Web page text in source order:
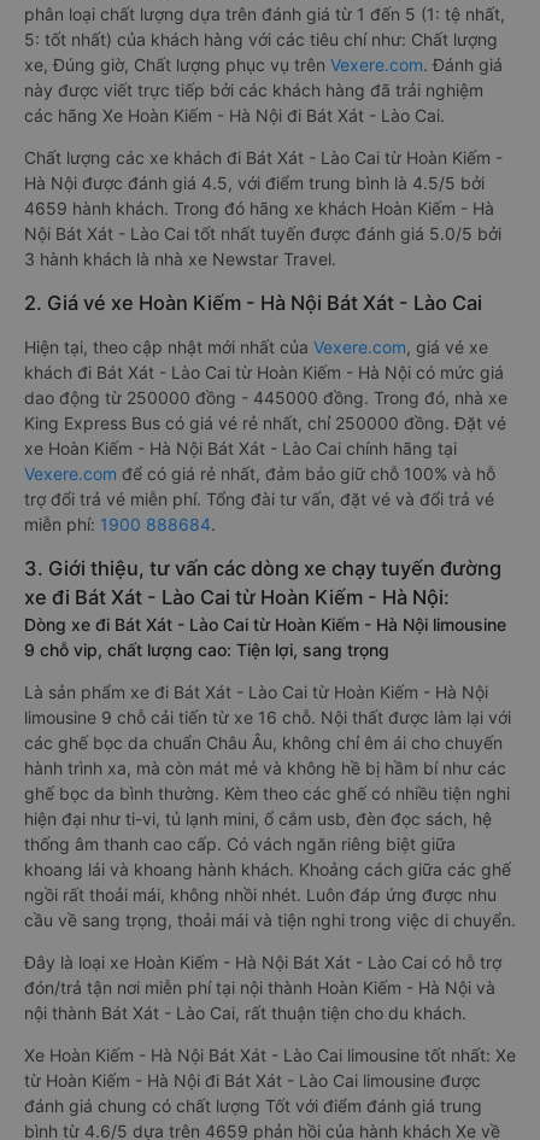
phân loại chất lượng dựa trên đánh giá từ 1 đến 5 (1: tệ nhất,
5: tốt nhất) của khách hàng với các tiêu chí như: Chất lượng
xe, Đúng giờ, Chất lượng phục vụ trên Vexere.com. Đánh giá
này được viết trực tiếp bởi các khách hàng đã trải nghiệm
các hãng Xe Hoàn Kiếm - Hà Nội đi Bát Xát - Lào Cai.
Chất lượng các xe khách đi Bát Xát - Lào Cai từ Hoàn Kiếm -
Hà Nội được đánh giá 4.5, với điểm trung bình là 4.5/5 bởi
4659 hành khách. Trong đó hãng xe khách Hoàn Kiếm - Hà
Nội Bát Xát - Lào Cai tốt nhất tuyến được đánh giá 5.0/5 bởi
3 hành khách là nhà xe Newstar Travel.
2. Giá vé xe Hoàn Kiếm - Hà Nội Bát Xát - Lào Cai
Hiện tại, theo cập nhật mới nhất của Vexere.com, giá vé xe
khách đi Bát Xát - Lào Cai từ Hoàn Kiếm - Hà Nội có mức giá
dao động từ 250000 đồng - 445000 đồng. Trong đó, nhà xe
King Express Bus có giá vé rẻ nhất, chỉ 250000 đồng. Đặt vé
xe Hoàn Kiếm - Hà Nội Bát Xát - Lào Cai chính hãng tại
Vexere.com để có giá rẻ nhất, đảm bảo giữ chỗ 100% và hỗ
trợ đổi trả vé miễn phí. Tổng đài tư vấn, đặt vé và đổi trả vé
miễn phí: 1900 888684.
3. Giới thiệu, tư vấn các dòng xe chạy tuyến đường
xe đi Bát Xát - Lào Cai từ Hoàn Kiếm - Hà Nội:
Dòng xe đi Bát Xát - Lào Cai từ Hoàn Kiếm - Hà Nội limousine
9 chỗ vip, chất lượng cao: Tiện lợi, sang trọng
Là sản phẩm xe đi Bát Xát - Lào Cai từ Hoàn Kiếm - Hà Nội
limousine 9 chỗ cải tiến từ xe 16 chỗ. Nội thất được làm lại với
các ghế bọc da chuẩn Châu Âu, không chỉ êm ái cho chuyến
hành trình xa, mà còn mát mẻ và không hề bị hầm bí như các
ghế bọc da bình thường. Kèm theo các ghế có nhiều tiện nghi
hiện đại như ti-vi, tủ lạnh mini, ổ cắm usb, đèn đọc sách, hệ
thống âm thanh cao cấp. Có vách ngăn riêng biệt giữa
khoang lái và khoang hành khách. Khoảng cách giữa các ghế
ngồi rất thoải mái, không nhồi nhét. Luôn đáp ứng được nhu
cầu về sang trọng, thoải mái và tiện nghi trong việc di chuyển.
Đây là loại xe Hoàn Kiếm - Hà Nội Bát Xát - Lào Cai có hỗ trợ
đón/trả tận nơi miễn phí tại nội thành Hoàn Kiếm - Hà Nội và
nội thành Bát Xát - Lào Cai, rất thuận tiện cho du khách.
Xe Hoàn Kiếm - Hà Nội Bát Xát - Lào Cai limousine tốt nhất: Xe
từ Hoàn Kiếm - Hà Nội đi Bát Xát - Lào Cai limousine được
đánh giá chung có chất lượng Tốt với điểm đánh giá trung
bình từ 4.6/5 dựa trên 4659 phản hồi của hành khách Xe về